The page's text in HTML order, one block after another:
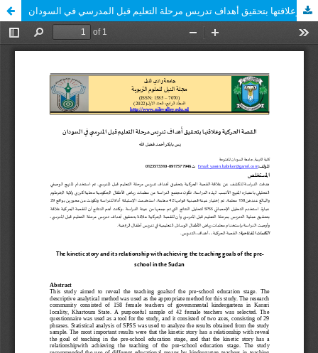
القصة الحركية وعلاقتها بتحقيق أهداف تدريس مرحلة التعليم قبل المدرسي في السودان